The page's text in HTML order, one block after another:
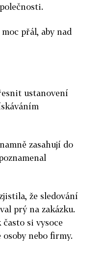
přál, aby nad
ustanovení
zasahují do
že sledování
prý na zakázku.
si vysoce
nebo firmy.